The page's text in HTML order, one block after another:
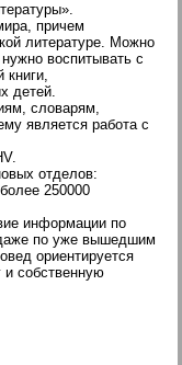
причем
литературе. Можно
воспитывать с
книги,
детей.
словарям,
является работа с
отделов:
250000
информации по
даже по уже вышедшим
ориентируется
и собственную